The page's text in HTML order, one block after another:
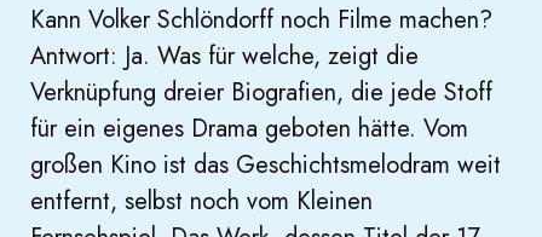
Kann Volker Schlöndorff noch Filme machen?
Antwort: Ja. Was für welche, zeigt die
Verknüpfung dreier Biografien, die jede Stoff
für ein eigenes Drama geboten hätte. Vom
großen Kino ist das Geschichtsmelodram weit
entfernt, selbst noch vom Kleinen